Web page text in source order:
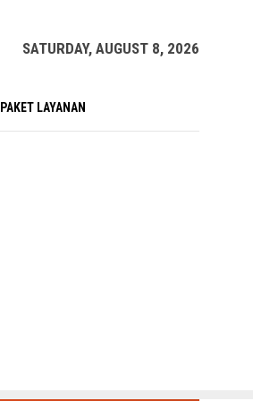
SATURDAY, AUGUST 8, 2026
PAKET LAYANAN